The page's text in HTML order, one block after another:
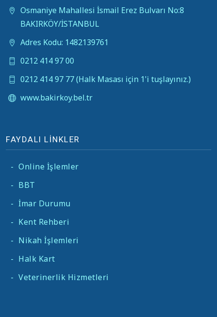
Osmaniye Mahallesi İsmail Erez Bulvarı No:8
BAKIRKÖY/İSTANBUL
Adres Kodu: 1482139761
0212 414 97 00
0212 414 97 77 (Halk Masası için 1'i tuşlayınız.)
www.bakirkoy.bel.tr
FAYDALI LİNKLER
- Online İşlemler
- BBT
- İmar Durumu
- Kent Rehberi
- Nikah İşlemleri
- Halk Kart
- Veterinerlik Hizmetleri